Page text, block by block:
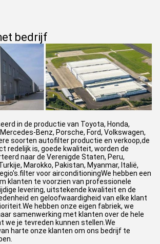
bedrijf
in de productie van Toyota, Honda,
Mercedes-Benz, Porsche, Ford, Volkswagen,
soorten autofilter productie en verkoop,de
redelijk is, goede kwaliteit, worden de
naar de Verenigde Staten, Peru,
Marokko, Pakistan, Myanmar, Italië,
voor airconditioningWe hebben een
klanten te voorzien van professionele
levering, uitstekende kwaliteit en de
en geloofwaardigheid van elke klant
hebben onze eigen fabriek, we
samenwerking met klanten over de hele
we je tevreden kunnen stellen.We
harte onze klanten om ons bedrijf te